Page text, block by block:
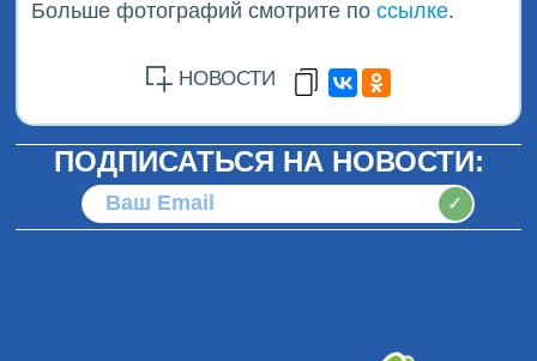
Больше фотографий смотрите поссылке.
НОВОСТИ
ПОДПИСАТЬСЯ НА НОВОСТИ:
✓